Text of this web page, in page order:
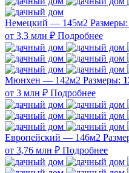
Немецкий — 145м2 Размеры:
от 3,3 млн ₽ Подробнее
Мюнхен — 142м2 Размеры:
от 3 млн ₽ Подробнее
Европейский — 146м2
от 3,76 млн ₽ Подробнее